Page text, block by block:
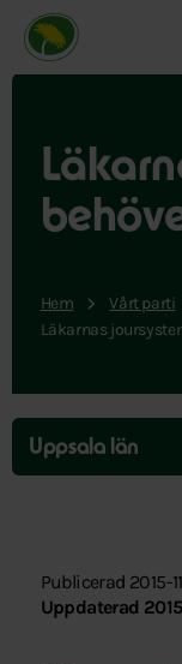
Miljöpartiet de
Hem Vårt parti
Läkarnas
Hoppa
över
menyn
Uppsala län
Publicerad 2015-
Uppdaterad